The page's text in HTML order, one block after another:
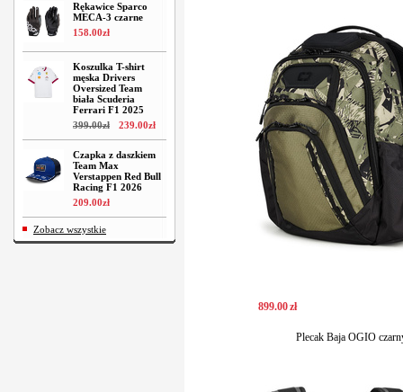
Rękawice Sparco
MECA-3 czarne
158.00zł
Koszulka T-shirt
męska Drivers
Oversized Team
biała Scuderia
Ferrari F1 2025
399.00zł 239.00zł
Czapka z daszkiem
Team Max
Verstappen Red Bull
Racing F1 2026
209.00zł
Zobacz wszystkie
899.00zł
Plecak Baja OGIO